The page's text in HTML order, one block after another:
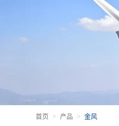
首页 产品 金风